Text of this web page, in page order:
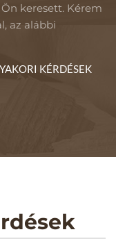
keresett. Kérem
az alábbi
KÉRDÉSEK